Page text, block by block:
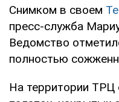
Снимком в своем
пресс-служба
Ведомство
полностью
На территории ТРЦ